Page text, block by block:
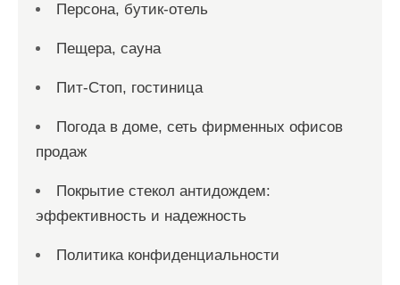
Персона, бутик-отель
Пещера, сауна
Пит-Стоп, гостиница
Погода в доме, сеть фирменных офисов
продаж
Покрытие стекол антидождем:
эффективность и надежность
Политика конфиденциальности